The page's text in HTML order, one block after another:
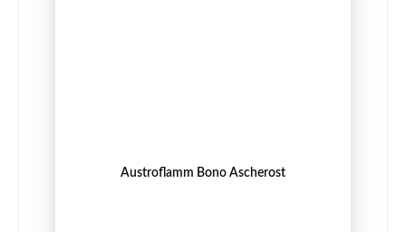
Austroflamm Bono Ascherost